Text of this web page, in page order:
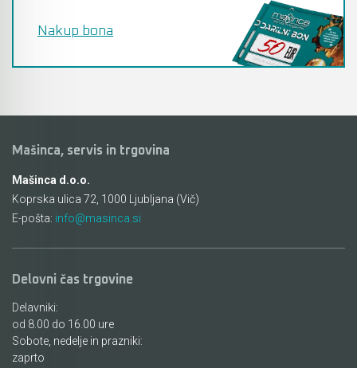
Nakup bona
Mašinca, servis in trgovina
Mašinca d.o.o.
Koprska ulica 72, 1000 Ljubljana (Vič)
E-pošta: info@masinca.si
Delovni čas trgovine
Delavniki:
od 8.00 do 16.00 ure
Sobote, nedelje in prazniki:
zaprto